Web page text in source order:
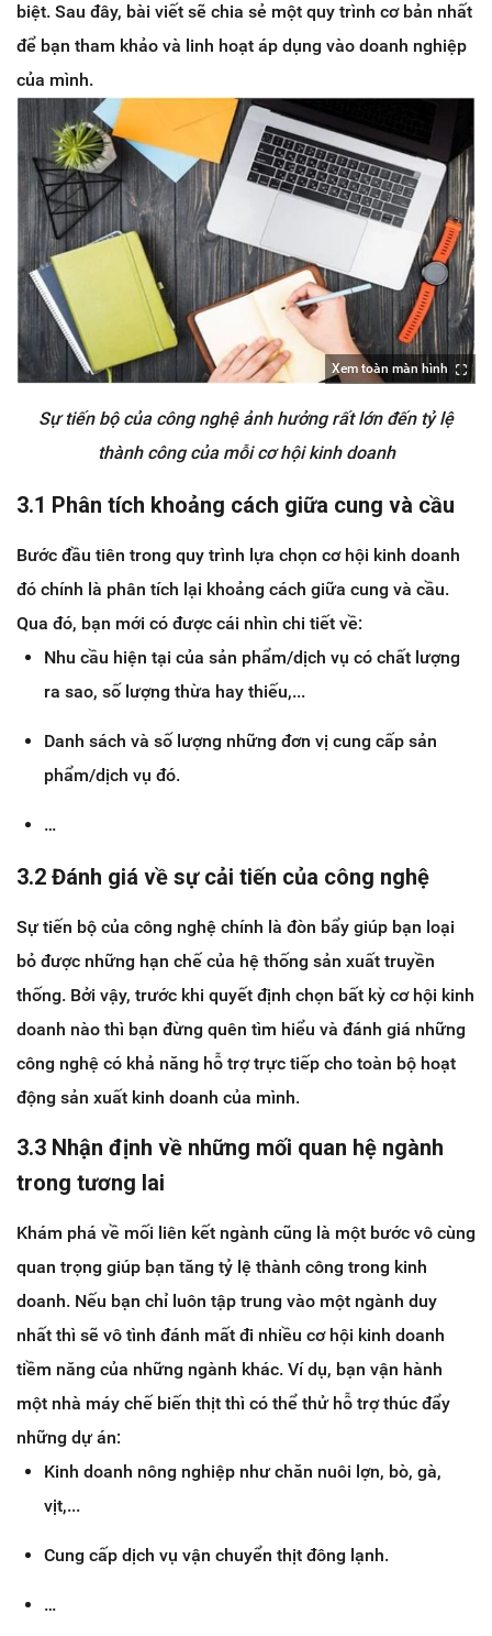
biệt. Sau đây, bài viết sẽ chia sẻ một quy trình cơ bản nhất
để bạn tham khảo và linh hoạt áp dụng vào doanh nghiệp
của mình.
Xem toàn màn hình
Sự tiến bộ của công nghệ ảnh hưởng rất lớn đến tỷ lệ
thành công của mỗi cơ hội kinh doanh
3.1 Phân tích khoảng cách giữa cung và cầu
Bước đầu tiên trong quy trình lựa chọn cơ hội kinh doanh
đó chính là phân tích lại khoảng cách giữa cung và cầu.
Qua đó, bạn mới có được cái nhìn chi tiết về:
Nhu cầu hiện tại của sản phẩm/dịch vụ có chất lượng
ra sao, số lượng thừa hay thiếu,...
Danh sách và số lượng những đơn vị cung cấp sản
phẩm/dịch vụ đó.
…
3.2 Đánh giá về sự cải tiến của công nghệ
Sự tiến bộ của công nghệ chính là đòn bẩy giúp bạn loại
bỏ được những hạn chế của hệ thống sản xuất truyền
thống. Bởi vậy, trước khi quyết định chọn bất kỳ cơ hội kinh
doanh nào thì bạn đừng quên tìm hiểu và đánh giá những
công nghệ có khả năng hỗ trợ trực tiếp cho toàn bộ hoạt
động sản xuất kinh doanh của mình.
3.3 Nhận định về những mối quan hệ ngành
trong tương lai
Khám phá về mối liên kết ngành cũng là một bước vô cùng
quan trọng giúp bạn tăng tỷ lệ thành công trong kinh
doanh. Nếu bạn chỉ luôn tập trung vào một ngành duy
nhất thì sẽ vô tình đánh mất đi nhiều cơ hội kinh doanh
tiềm năng của những ngành khác. Ví dụ, bạn vận hành
một nhà máy chế biến thịt thì có thể thử hỗ trợ thúc đẩy
những dự án:
Kinh doanh nông nghiệp như chăn nuôi lợn, bò, gà,
vịt,...
Cung cấp dịch vụ vận chuyển thịt đông lạnh.
…